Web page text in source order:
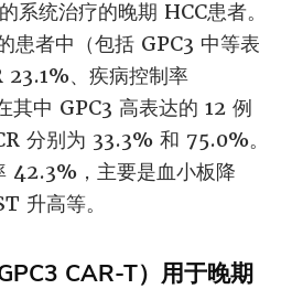
系统治疗的晚期 HCC患者。
患者中（包括 GPC3 中等表
23.1%、疾病控制率
其中 GPC3 高表达的 12 例
分别为 33.3% 和 75.0%。
42.3%，主要是血小板降
升高等。
CAR-T）用于晚期